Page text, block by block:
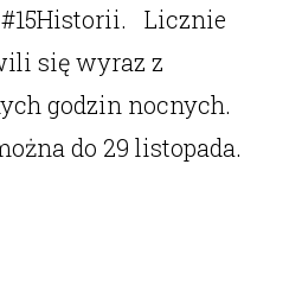
Licznie
się wyraz z
godzin nocnych.
do 29 listopada.